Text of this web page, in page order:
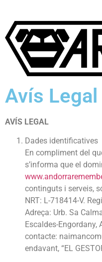
Avís Legal
AVÍS LEGAL
Dades identificatives
En compliment del
s’informa que el
continguts i serveis,
NRT: L-718414-V.
Adreça: Urb. Sa
Escaldes-Engordany,
contacte:
endavant, “EL